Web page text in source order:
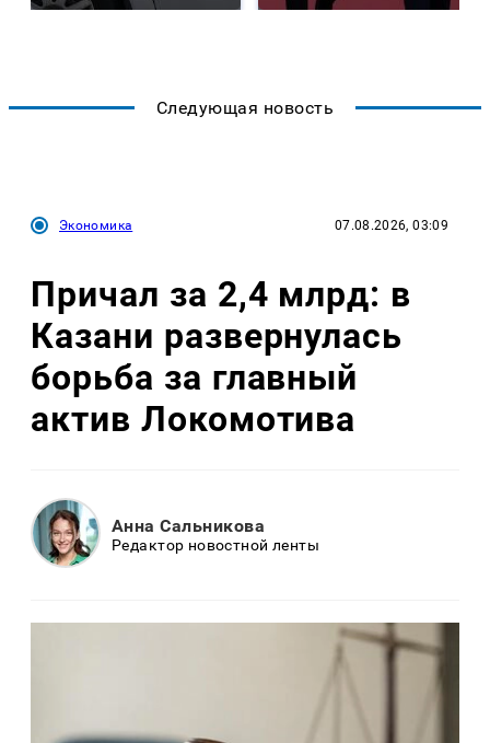
Следующая новость
Экономика 07.08.2026, 03:09
Причал за 2,4 млрд: в
Казани развернулась
борьба за главный
актив Локомотива
Анна Сальникова
Редактор новостной ленты